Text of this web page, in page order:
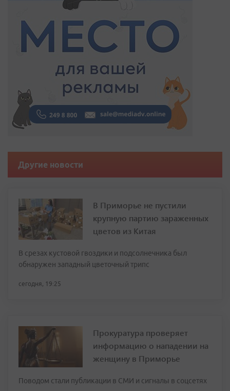
Другие новости
В Приморье не пустили
крупную партию зараженных
цветов из Китая
В срезах кустовой гвоздики и подсолнечника был
обнаружен западный цветочный трипс
сегодня, 19:25
Прокуратура проверяет
информацию о нападении на
женщину в Приморье
Поводом стали публикации в СМИ и сигналы в соцсетях